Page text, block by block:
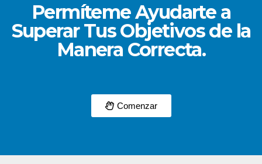
Permíteme Ayudarte a
Superar Tus Objetivos de la
Manera Correcta.
Comenzar